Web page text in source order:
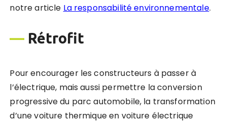
notre article La responsabilité environnementale.
— Rétrofit
Pour encourager les constructeurs à passer à
l’électrique, mais aussi permettre la conversion
progressive du parc automobile, la transformation
d’une voiture thermique en voiture électrique